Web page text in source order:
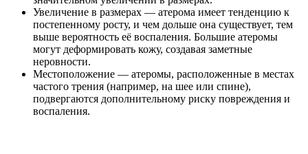
Увеличение в размерах — атерома имеет тенденцию к
постепенному росту, и чем дольше она существует, тем
выше вероятность её воспаления. Большие атеромы
могут деформировать кожу, создавая заметные
неровности.
Местоположение — атеромы, расположенные в местах
частого трения (например, на шее или спине),
подвергаются дополнительному риску повреждения и
воспаления.